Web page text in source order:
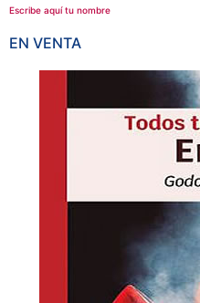
Escribe aquí tu nombre
EN VENTA